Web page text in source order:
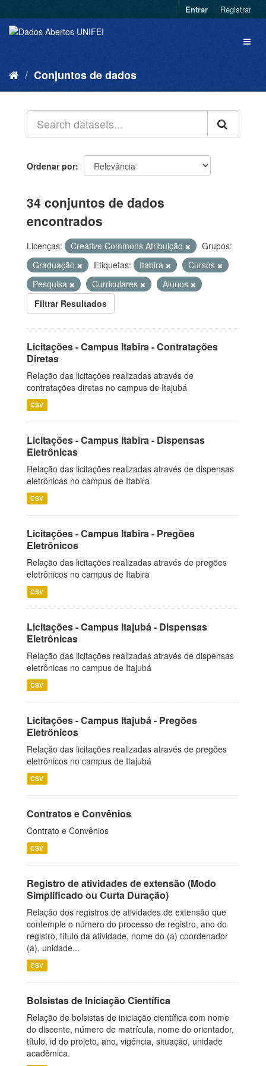
Entrar Registrar
Conjuntos de dados
Ordenar por
34 conjuntos de dados
encontrados
Licenças: Creative Commons Atribuição
Grupos:
Graduação
Etiquetas: Itabira
Cursos
Pesquisa
Curriculares
Alunos
Filtrar Resultados
Licitações - Campus Itabira - Contratações
Diretas
Relação das licitações realizadas através de
contratações diretas no campus de Itajubá
CSV
Licitações - Campus Itabira - Dispensas
Eletrônicas
Relação das licitações realizadas através de dispensas
eletrônicas no campus de Itabira
CSV
Licitações - Campus Itabira - Pregões
Eletrônicos
Relação das licitações realizadas através de pregões
eletrônicos no campus de Itabira
CSV
Licitações - Campus Itajubá - Dispensas
Eletrônicas
Relação das licitações realizadas através de dispensas
eletrônicas no campus de Itajubá
CSV
Licitações - Campus Itajubá - Pregões
Eletrônicos
Relação das licitações realizadas através de pregões
eletrônicos no campus de Itajubá
CSV
Contratos e Convênios
Contrato e Convênios
CSV
Registro de atividades de extensão (Modo
Simplificado ou Curta Duração)
Relação dos registros de atividades de extensão que
contemple o número do processo de registro, ano do
registro, título da atividade, nome do (a) coordenador
(a), unidade...
CSV
Bolsistas de Iniciação Científica
Relação de bolsistas de iniciação científica com nome
do discente, número de matrícula, nome do orientador,
título, id do projeto, ano, vigência, situação, unidade
acadêmica.